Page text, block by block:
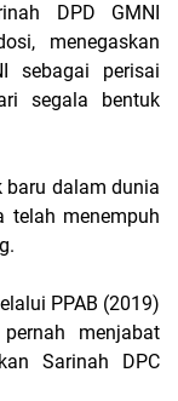
DPD GMNI
menegaskan
sebagai perisai
segala bentuk
baru dalam dunia
telah menempuh
PPAB (2019)
menjabat
Sarinah DPC